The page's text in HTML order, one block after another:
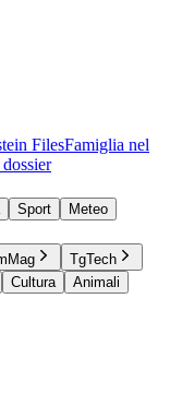
FilesFamiglia nel
Sport
Meteo
TgTech
Cultura
Animali